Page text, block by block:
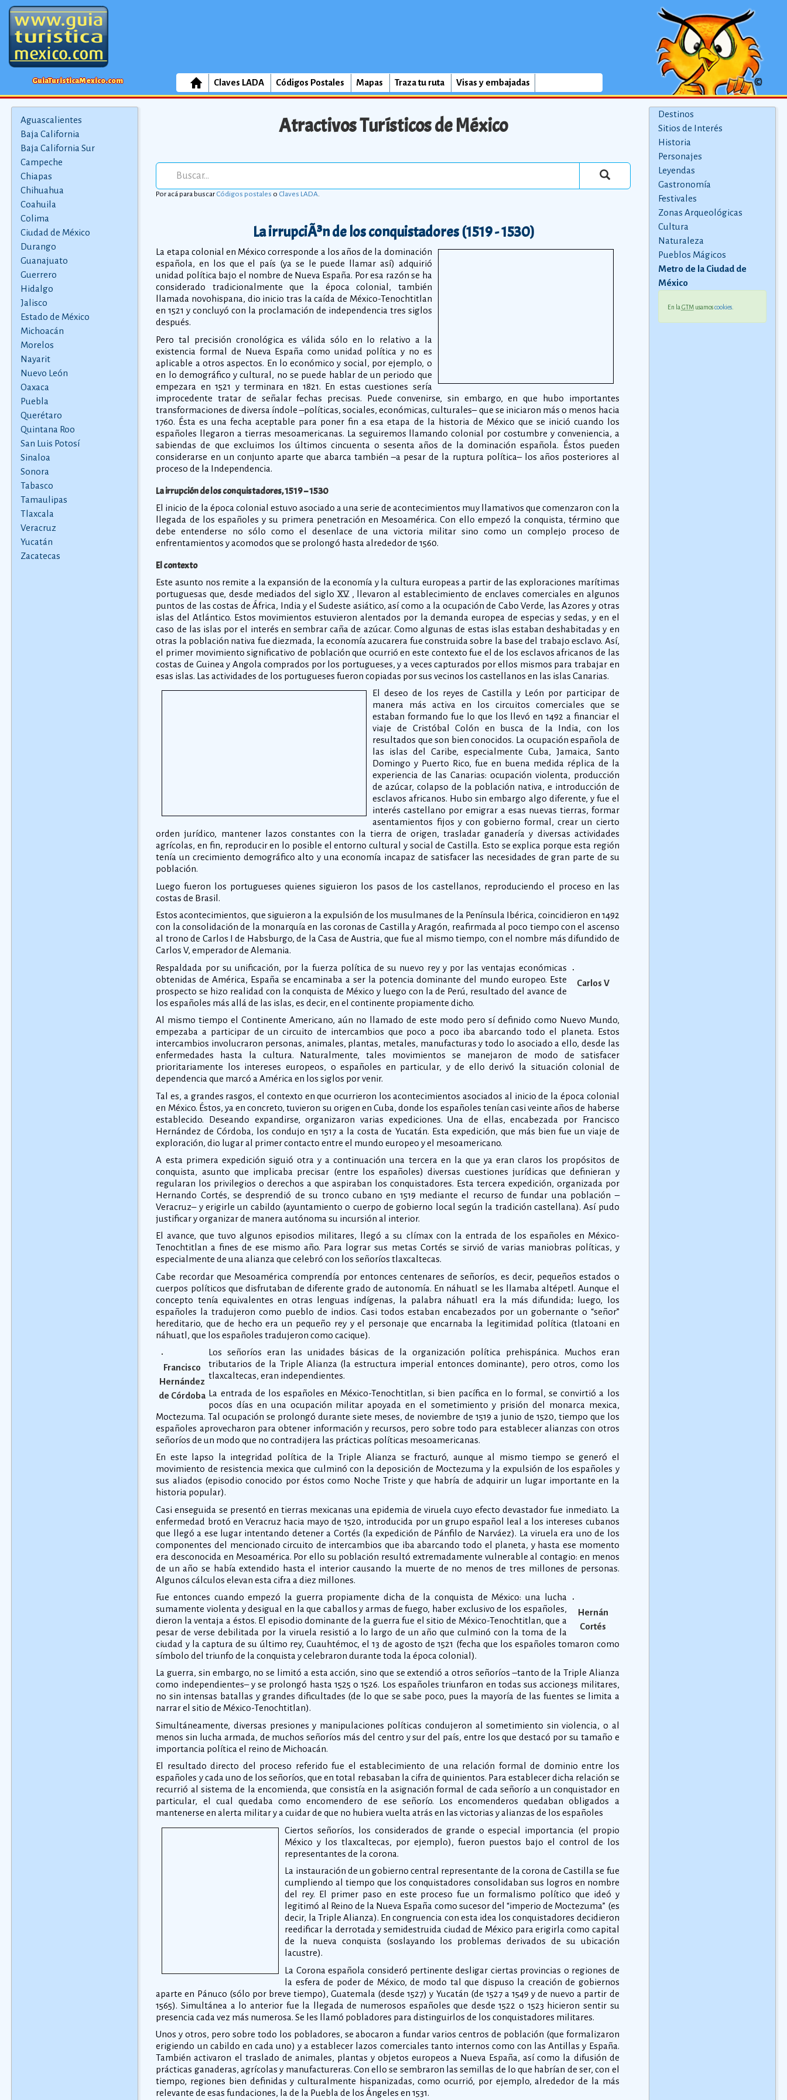
GuiaTuristicaMexico.com Claves LADA Códigos Postales Mapas Traza tu ruta Visas y embajadas
Aguascalientes
Baja California
Baja California Sur
Campeche
Chiapas
Chihuahua
Coahuila
Colima
Ciudad de México
Durango
Guanajuato
Guerrero
Hidalgo
Jalisco
Estado de México
Michoacán
Morelos
Nayarit
Nuevo León
Oaxaca
Puebla
Querétaro
Quintana Roo
San Luis Potosí
Sinaloa
Sonora
Tabasco
Tamaulipas
Tlaxcala
Veracruz
Yucatán
Zacatecas
Destinos
Sitios de Interés
Historia
Personajes
Leyendas
Gastronomía
Festivales
Zonas Arqueológicas
Cultura
Naturaleza
Pueblos Mágicos
Metro de la Ciudad de
México
En la GTMusamoscookies.
Atractivos Turísticos de México
Por acá para buscarCódigos postales o Claves LADA.
La irrupciÃ³n de los conquistadores (1519 - 1530)
La etapa colonial en México corresponde a los años de la dominación
española, en los que el país (ya se le puede llamar así) adquirió
unidad política bajo el nombre de Nueva España. Por esa razón se ha
considerado tradicionalmente que la época colonial, también
llamada novohispana, dio inicio tras la caída de México-Tenochtitlan
en 1521 y concluyó con la proclamación de independencia tres siglos
después.
Pero tal precisión cronológica es válida sólo en lo relativo a la
existencia formal de Nueva España como unidad política y no es
aplicable a otros aspectos. En lo económico y social, por ejemplo, o
en lo demográfico y cultural, no se puede hablar de un periodo que
empezara en 1521 y terminara en 1821. En estas cuestiones sería
improcedente tratar de señalar fechas precisas. Puede convenirse, sin embargo, en que hubo importantes
transformaciones de diversa índole –políticas, sociales, económicas, culturales– que se iniciaron más o menos hacia
1760. Ésta es una fecha aceptable para poner fin a esa etapa de la historia de México que se inició cuando los
españoles llegaron a tierras mesoamericanas. La seguiremos llamando colonial por costumbre y conveniencia, a
sabiendas de que excluimos los últimos cincuenta o sesenta años de la dominación española. Éstos pueden
considerarse en un conjunto aparte que abarca también –a pesar de la ruptura política– los años posteriores al
proceso de la Independencia.
La irrupción de los conquistadores, 1519 – 1530
El inicio de la época colonial estuvo asociado a una serie de acontecimientos muy llamativos que comenzaron con la
llegada de los españoles y su primera penetración en Mesoamérica. Con ello empezó la conquista, término que
debe entenderse no sólo como el desenlace de una victoria militar sino como un complejo proceso de
enfrentamientos y acomodos que se prolongó hasta alrededor de 1560.
El contexto
Este asunto nos remite a la expansión de la economía y la cultura europeas a partir de las exploraciones marítimas
portuguesas que, desde mediados del siglo XV , llevaron al establecimiento de enclaves comerciales en algunos
puntos de las costas de África, India y el Sudeste asiático, así como a la ocupación de Cabo Verde, las Azores y otras
islas del Atlántico. Estos movimientos estuvieron alentados por la demanda europea de especias y sedas, y en el
caso de las islas por el interés en sembrar caña de azúcar. Como algunas de estas islas estaban deshabitadas y en
otras la población nativa fue diezmada, la economía azucarera fue construida sobre la base del trabajo esclavo. Así,
el primer movimiento significativo de población que ocurrió en este contexto fue el de los esclavos africanos de las
costas de Guinea y Angola comprados por los portugueses, y a veces capturados por ellos mismos para trabajar en
esas islas. Las actividades de los portugueses fueron copiadas por sus vecinos los castellanos en las islas Canarias.
El deseo de los reyes de Castilla y León por participar de
manera más activa en los circuitos comerciales que se
estaban formando fue lo que los llevó en 1492 a financiar el
viaje de Cristóbal Colón en busca de la India, con los
resultados que son bien conocidos. La ocupación española de
las islas del Caribe, especialmente Cuba, Jamaica, Santo
Domingo y Puerto Rico, fue en buena medida réplica de la
experiencia de las Canarias: ocupación violenta, producción
de azúcar, colapso de la población nativa, e introducción de
esclavos africanos. Hubo sin embargo algo diferente, y fue el
interés castellano por emigrar a esas nuevas tierras, formar
asentamientos fijos y con gobierno formal, crear un cierto
orden jurídico, mantener lazos constantes con la tierra de origen, trasladar ganadería y diversas actividades
agrícolas, en fin, reproducir en lo posible el entorno cultural y social de Castilla. Esto se explica porque esta región
tenía un crecimiento demográfico alto y una economía incapaz de satisfacer las necesidades de gran parte de su
población.
Luego fueron los portugueses quienes siguieron los pasos de los castellanos, reproduciendo el proceso en las
costas de Brasil.
Estos acontecimientos, que siguieron a la expulsión de los musulmanes de la Península Ibérica, coincidieron en 1492
con la consolidación de la monarquía en las coronas de Castilla y Aragón, reafirmada al poco tiempo con el ascenso
al trono de Carlos I de Habsburgo, de la Casa de Austria, que fue al mismo tiempo, con el nombre más difundido de
Carlos V, emperador de Alemania.
Carlos V
Respaldada por su unificación, por la fuerza política de su nuevo rey y por las ventajas económicas
obtenidas de América, España se encaminaba a ser la potencia dominante del mundo europeo. Este
prospecto se hizo realidad con la conquista de México y luego con la de Perú, resultado del avance de
los españoles más allá de las islas, es decir, en el continente propiamente dicho.
Al mismo tiempo el Continente Americano, aún no llamado de este modo pero sí definido como Nuevo Mundo,
empezaba a participar de un circuito de intercambios que poco a poco iba abarcando todo el planeta. Estos
intercambios involucraron personas, animales, plantas, metales, manufacturas y todo lo asociado a ello, desde las
enfermedades hasta la cultura. Naturalmente, tales movimientos se manejaron de modo de satisfacer
prioritariamente los intereses europeos, o españoles en particular, y de ello derivó la situación colonial de
dependencia que marcó a América en los siglos por venir.
Tal es, a grandes rasgos, el contexto en que ocurrieron los acontecimientos asociados al inicio de la época colonial
en México. Éstos, ya en concreto, tuvieron su origen en Cuba, donde los españoles tenían casi veinte años de haberse
establecido. Deseando expandirse, organizaron varias expediciones. Una de ellas, encabezada por Francisco
Hernández de Córdoba, los condujo en 1517 a la costa de Yucatán. Esta expedición, que más bien fue un viaje de
exploración, dio lugar al primer contacto entre el mundo europeo y el mesoamericano.
A esta primera expedición siguió otra y a continuación una tercera en la que ya eran claros los propósitos de
conquista, asunto que implicaba precisar (entre los españoles) diversas cuestiones jurídicas que definieran y
regularan los privilegios o derechos a que aspiraban los conquistadores. Esta tercera expedición, organizada por
Hernando Cortés, se desprendió de su tronco cubano en 1519 mediante el recurso de fundar una población –
Veracruz– y erigirle un cabildo (ayuntamiento o cuerpo de gobierno local según la tradición castellana). Así pudo
justificar y organizar de manera autónoma su incursión al interior.
El avance, que tuvo algunos episodios militares, llegó a su clímax con la entrada de los españoles en México-
Tenochtitlan a fines de ese mismo año. Para lograr sus metas Cortés se sirvió de varias maniobras políticas, y
especialmente de una alianza que celebró con los señoríos tlaxcaltecas.
Cabe recordar que Mesoamérica comprendía por entonces centenares de señoríos, es decir, pequeños estados o
cuerpos políticos que disfrutaban de diferente grado de autonomía. En náhuatl se les llamaba altépetl. Aunque el
concepto tenía equivalentes en otras lenguas indígenas, la palabra náhuatl era la más difundida; luego, los
españoles la tradujeron como pueblo de indios. Casi todos estaban encabezados por un gobernante o “señor”
hereditario, que de hecho era un pequeño rey y el personaje que encarnaba la legitimidad política (tlatoani en
náhuatl, que los españoles tradujeron como cacique).
Francisco
Hernández
de Córdoba
Los señoríos eran las unidades básicas de la organización política prehispánica. Muchos eran
tributarios de la Triple Alianza (la estructura imperial entonces dominante), pero otros, como los
tlaxcaltecas, eran independientes.
La entrada de los españoles en México-Tenochtitlan, si bien pacífica en lo formal, se convirtió a los
pocos días en una ocupación militar apoyada en el sometimiento y prisión del monarca mexica,
Moctezuma. Tal ocupación se prolongó durante siete meses, de noviembre de 1519 a junio de 1520, tiempo que los
españoles aprovecharon para obtener información y recursos, pero sobre todo para establecer alianzas con otros
señoríos de un modo que no contradijera las prácticas políticas mesoamericanas.
En este lapso la integridad política de la Triple Alianza se fracturó, aunque al mismo tiempo se generó el
movimiento de resistencia mexica que culminó con la deposición de Moctezuma y la expulsión de los españoles y
sus aliados (episodio conocido por éstos como Noche Triste y que habría de adquirir un lugar importante en la
historia popular).
Casi enseguida se presentó en tierras mexicanas una epidemia de viruela cuyo efecto devastador fue inmediato. La
enfermedad brotó en Veracruz hacia mayo de 1520, introducida por un grupo español leal a los intereses cubanos
que llegó a ese lugar intentando detener a Cortés (la expedición de Pánfilo de Narváez). La viruela era uno de los
componentes del mencionado circuito de intercambios que iba abarcando todo el planeta, y hasta ese momento
era desconocida en Mesoamérica. Por ello su población resultó extremadamente vulnerable al contagio: en menos
de un año se había extendido hasta el interior causando la muerte de no menos de tres millones de personas.
Algunos cálculos elevan esta cifra a diez millones.
Hernán
Cortés
Fue entonces cuando empezó la guerra propiamente dicha de la conquista de México: una lucha
sumamente violenta y desigual en la que caballos y armas de fuego, haber exclusivo de los españoles,
dieron la ventaja a éstos. El episodio dominante de la guerra fue el sitio de México-Tenochtitlan, que a
pesar de verse debilitada por la viruela resistió a lo largo de un año que culminó con la toma de la
ciudad y la captura de su último rey, Cuauhtémoc, el 13 de agosto de 1521 (fecha que los españoles tomaron como
símbolo del triunfo de la conquista y celebraron durante toda la época colonial).
La guerra, sin embargo, no se limitó a esta acción, sino que se extendió a otros señoríos –tanto de la Triple Alianza
como independientes– y se prolongó hasta 1525 o 1526. Los españoles triunfaron en todas sus accione3s militares,
no sin intensas batallas y grandes dificultades (de lo que se sabe poco, pues la mayoría de las fuentes se limita a
narrar el sitio de México-Tenochtitlan).
Simultáneamente, diversas presiones y manipulaciones políticas condujeron al sometimiento sin violencia, o al
menos sin lucha armada, de muchos señoríos más del centro y sur del país, entre los que destacó por su tamaño e
importancia política el reino de Michoacán.
El resultado directo del proceso referido fue el establecimiento de una relación formal de dominio entre los
españoles y cada uno de los señoríos, que en total rebasaban la cifra de quinientos. Para establecer dicha relación se
recurrió al sistema de la encomienda, que consistía en la asignación formal de cada señorío a un conquistador en
particular, el cual quedaba como encomendero de ese señorío. Los encomenderos quedaban obligados a
mantenerse en alerta militar y a cuidar de que no hubiera vuelta atrás en las victorias y alianzas de los españoles
Ciertos señoríos, los considerados de grande o especial importancia (el propio
México y los tlaxcaltecas, por ejemplo), fueron puestos bajo el control de los
representantes de la corona.
La instauración de un gobierno central representante de la corona de Castilla se fue
cumpliendo al tiempo que los conquistadores consolidaban sus logros en nombre
del rey. El primer paso en este proceso fue un formalismo político que ideó y
legitimó al Reino de la Nueva España como sucesor del “imperio de Moctezuma” (es
decir, la Triple Alianza). En congruencia con esta idea los conquistadores decidieron
reedificar la derrotada y semidestruida ciudad de México para erigirla como capital
de la nueva conquista (soslayando los problemas derivados de su ubicación
lacustre).
La Corona española consideró pertinente desligar ciertas provincias o regiones de
la esfera de poder de México, de modo tal que dispuso la creación de gobiernos
aparte en Pánuco (sólo por breve tiempo), Guatemala (desde 1527) y Yucatán (de 1527 a 1549 y de nuevo a partir de
1565). Simultánea a lo anterior fue la llegada de numerosos españoles que desde 1522 o 1523 hicieron sentir su
presencia cada vez más numerosa. Se les llamó pobladores para distinguirlos de los conquistadores militares.
Unos y otros, pero sobre todo los pobladores, se abocaron a fundar varios centros de población (que formalizaron
erigiendo un cabildo en cada uno) y a establecer lazos comerciales tanto internos como con las Antillas y España.
También activaron el traslado de animales, plantas y objetos europeos a Nueva España, así como la difusión de
prácticas ganaderas, agrícolas y manufactureras. Con ello se sembraron las semillas de lo que habrían de ser, con el
tiempo, regiones bien definidas y culturalmente hispanizadas, como ocurrió, por ejemplo, alrededor de la más
relevante de esas fundaciones, la de la Puebla de los Ángeles en 1531.